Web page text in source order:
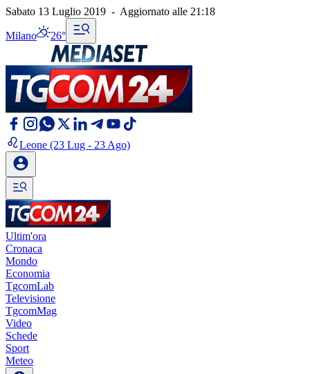
Sabato 13 Luglio 2019 - Aggiornato alle 21:18
Milano 26°
Leone (23 Lug - 23 Ago)
Ultim'ora
Cronaca
Mondo
Economia
TgcomLab
Televisione
TgcomMag
Video
Schede
Sport
Meteo